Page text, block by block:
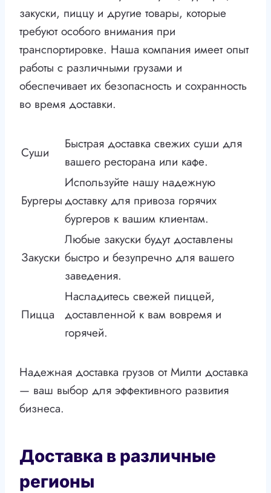
закуски, пиццу и другие товары, которые
требуют особого внимания при
транспортировке. Наша компания имеет опыт
работы с различными грузами и
обеспечивает их безопасность и сохранность
во время доставки.
Суши
Быстрая доставка свежих суши для
вашего ресторана или кафе.
Бургеры
Используйте нашу надежную
доставку для привоза горячих
бургеров к вашим клиентам.
Закуски
Любые закуски будут доставлены
быстро и безупречно для вашего
заведения.
Пицца
Насладитесь свежей пиццей,
доставленной к вам вовремя и
горячей.
Надежная доставка грузов от Милти доставка
— ваш выбор для эффективного развития
бизнеса.
Доставка в различные
регионы